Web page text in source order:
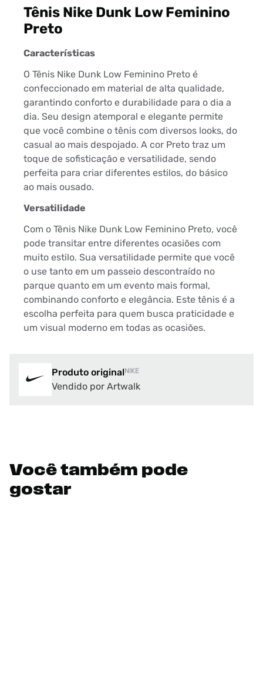
Tênis Nike Dunk Low Feminino
Preto
Características
O Tênis Nike Dunk Low Feminino Preto é
confeccionado em material de alta qualidade,
garantindo conforto e durabilidade para o dia a
dia. Seu design atemporal e elegante permite
que você combine o tênis com diversos looks, do
casual ao mais despojado. A cor Preto traz um
toque de sofisticação e versatilidade, sendo
perfeita para criar diferentes estilos, do básico
ao mais ousado.
Versatilidade
Com o Tênis Nike Dunk Low Feminino Preto, você
pode transitar entre diferentes ocasiões com
muito estilo. Sua versatilidade permite que você
o use tanto em um passeio descontraído no
parque quanto em um evento mais formal,
combinando conforto e elegância. Este tênis é a
escolha perfeita para quem busca praticidade e
um visual moderno em todas as ocasiões.
Produto originalNIKE
Vendido por Artwalk
Você também pode
gostar